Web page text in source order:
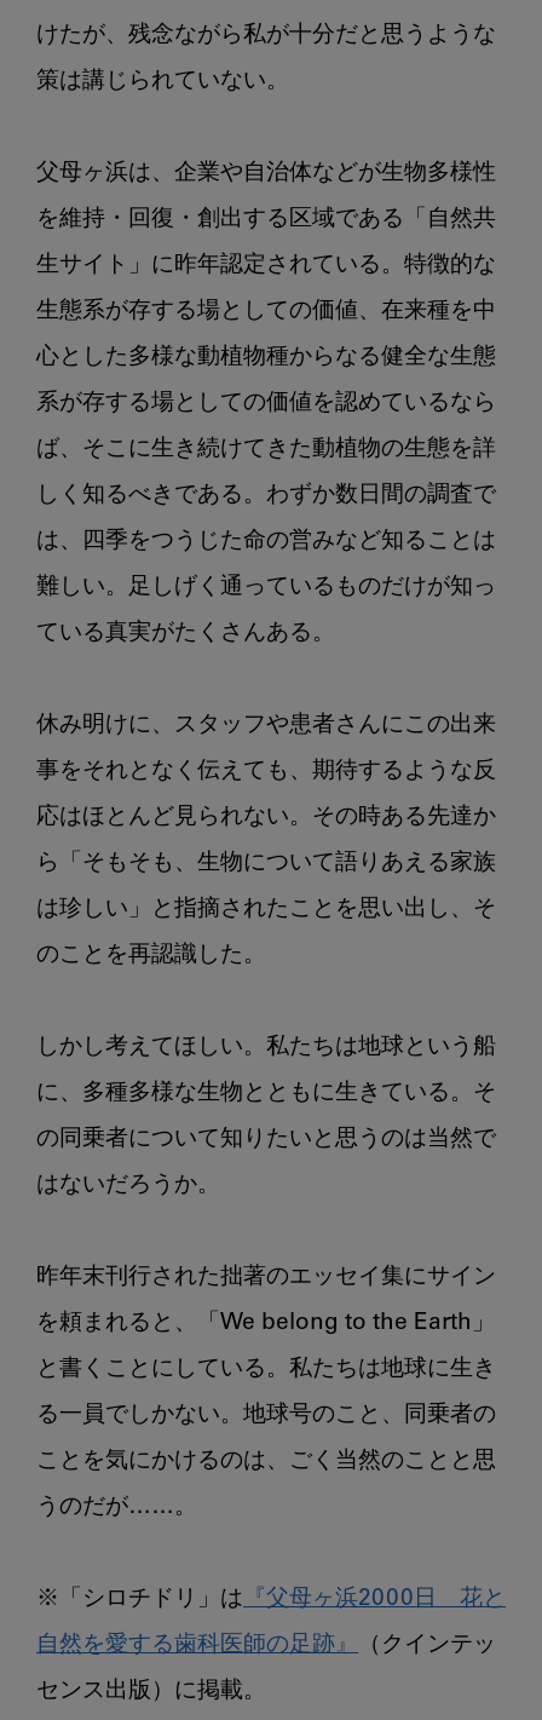
けたが、残念ながら私が十分だと思うような
策は講じられていない。
父母ヶ浜は、企業や自治体などが生物多様性
を維持・回復・創出する区域である「自然共
生サイト」に昨年認定されている。特徴的な
生態系が存する場としての価値、在来種を中
心とした多様な動植物種からなる健全な生態
系が存する場としての価値を認めているなら
ば、そこに生き続けてきた動植物の生態を詳
しく知るべきである。わずか数日間の調査で
は、四季をつうじた命の営みなど知ることは
難しい。足しげく通っているものだけが知っ
ている真実がたくさんある。
休み明けに、スタッフや患者さんにこの出来
事をそれとなく伝えても、期待するような反
応はほとんど見られない。その時ある先達か
ら「そもそも、生物について語りあえる家族
は珍しい」と指摘されたことを思い出し、そ
のことを再認識した。
しかし考えてほしい。私たちは地球という船
に、多種多様な生物とともに生きている。そ
の同乗者について知りたいと思うのは当然で
はないだろうか。
昨年末刊行された拙著のエッセイ集にサイン
を頼まれると、「We belong to the Earth」
と書くことにしている。私たちは地球に生き
る一員でしかない。地球号のこと、同乗者の
ことを気にかけるのは、ごく当然のことと思
うのだが……。
※「シロチドリ」は
『父母ヶ浜2000日　花と
自然を愛する歯科医師の足跡』
（クインテッ
センス出版）に掲載。